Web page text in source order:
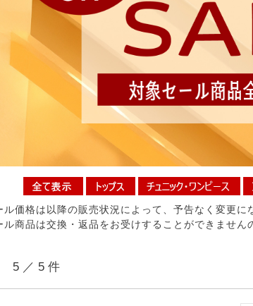
ル価格は以降の販売状況によって、予告なく変更に
ル商品は交換・返品をお受けすることができません
5 ／ 5 件